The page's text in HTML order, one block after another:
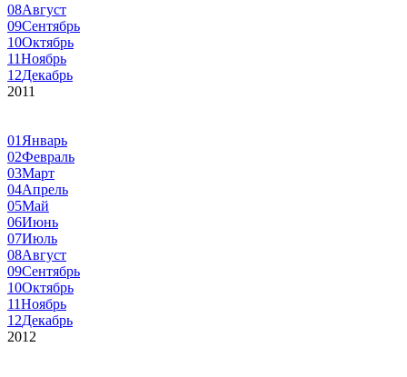
08Август
09Сентябрь
10Октябрь
11Ноябрь
12Декабрь
2011
01 Январь
02Февраль
03Март
04Апрель
05Май
06Июнь
07Июль
08Август
09Сентябрь
10Октябрь
11Ноябрь
12Декабрь
2012